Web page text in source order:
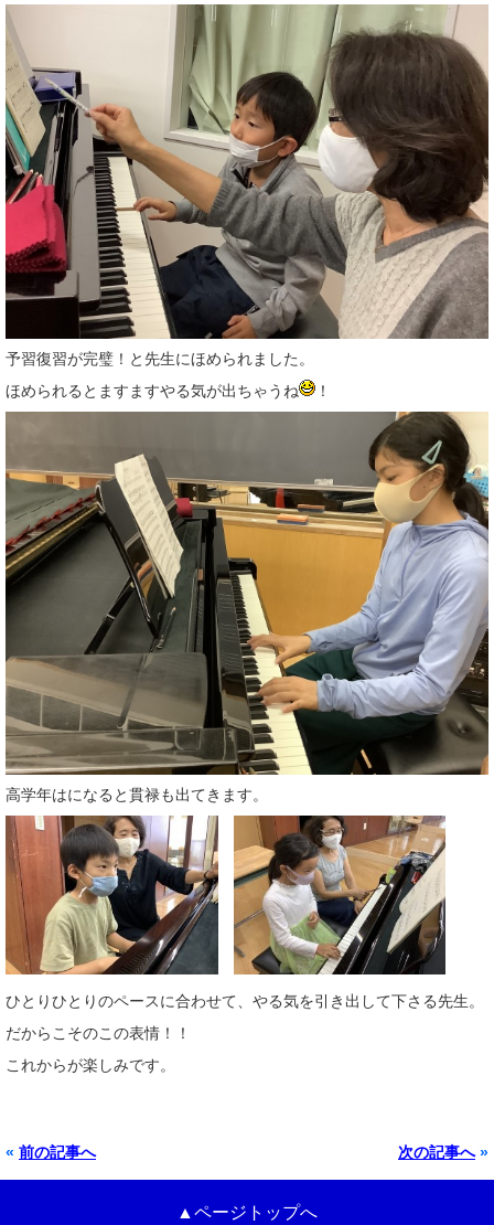
予習復習が完璧！と先生にほめられました。
ほめられるとますますやる気が出ちゃうね
！
高学年はになると貫禄も出てきます。
ひとりひとりのペースに合わせて、やる気を引き出して下さる先生。
だからこそのこの表情！！
これからが楽しみです。
« 前の記事へ 次の記事へ»
▲ページトップへ